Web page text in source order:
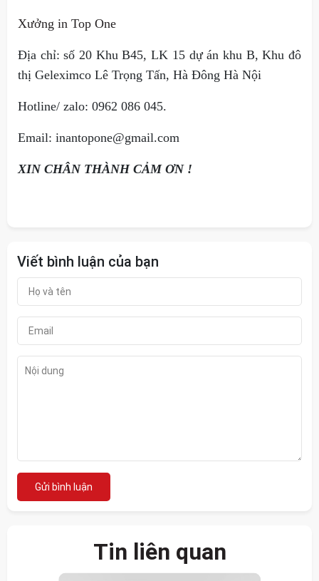
Xưởng in Top One
Địa chỉ: số 20 Khu B45, LK 15 dự án khu B, Khu đô
thị Geleximco Lê Trọng Tấn, Hà Đông Hà Nội
Hotline/ zalo: 0962 086 045.
Email: inantopone@gmail.com
XIN CHÂN THÀNH CẢM ƠN !
Viết bình luận của bạn
Gửi bình luận
Tin liên quan